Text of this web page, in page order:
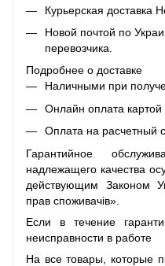
Курьерская доставка
Новой почтой по
перевозчика.
Подробнее о доставке
Наличными при
Онлайн оплата картой
Оплата на расчетный
Гарантийное
надлежащего качества
действующим Законом
прав споживачів».
Если в течение
неисправности в работе
На все товары, которые